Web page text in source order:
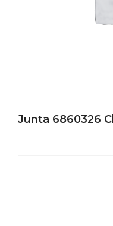
Junta 6860326